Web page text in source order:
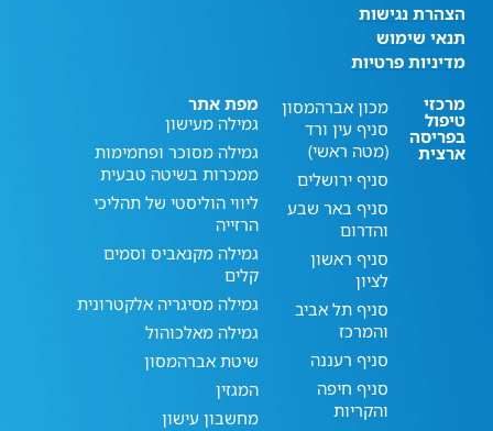
הצהרת נגישות
תנאי שימוש
מדיניות פרטיות
מרכזי
טיפול
בפריסה
ארצית
מכון אברהמסון
סניף עין ורד
(מטה ראשי)
סניף ירושלים
סניף באר שבע
והדרום
סניף ראשון
לציון
סניף תל אביב
והמרכז
סניף רעננה
סניף חיפה
והקריות
מפת אתר
גמילה מעישון
גמילה מסוכר ופחמימות
ממכרות בשיטה טבעית
ליווי הוליסטי של תהליכי
הרזייה
גמילה מקנאביס וסמים
קלים
גמילה מסיגריה אלקטרונית
גמילה מאלכוהול
שיטת אברהמסון
המגזין
מחשבון עישון